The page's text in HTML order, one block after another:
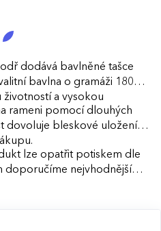
dodává bavlněné tašce
bavlna o gramáži 180
a vysokou
rameni pomocí dlouhých
dovoluje bleskové uložení
lze opatřit potiskem dle
doporučíme nejvhodnější
na design i váš rozpočet.